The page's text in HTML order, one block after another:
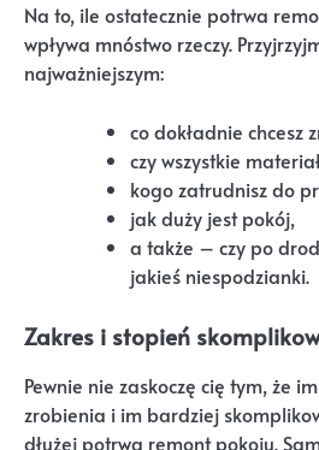
Na to, ile ostatecznie potrwa
wpływa mnóstwo rzeczy.
najważniejszym:
co dokładnie chcesz
czy wszystkie
kogo zatrudnisz do
jak duży jest pokój,
a także – czy po
jakieś niespodzianki.
Zakres i stopień
Pewnie nie zaskoczę cię tym, że
zrobienia i im bardziej
dłużej potrwa remont pokoju.